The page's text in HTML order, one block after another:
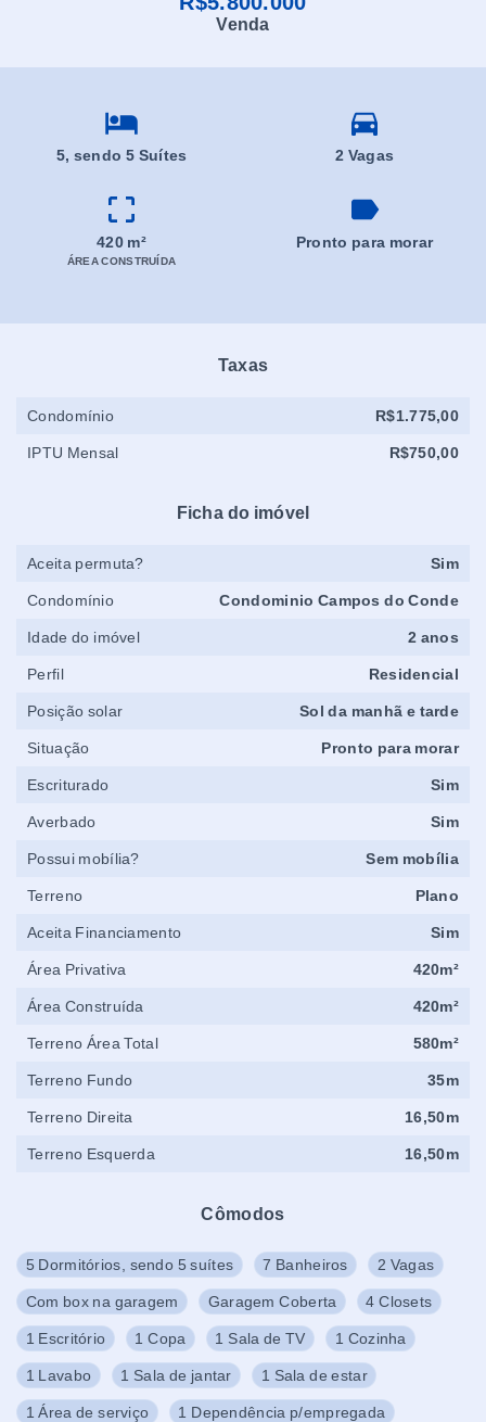
Venda
5, sendo 5 Suítes 2 Vagas
420 m²
ÁREA CONSTRUÍDA
Pronto para morar
Cômodos
5 Dormitórios, sendo 5 suítes 7 Banheiros 2 Vagas
Com box na garagem Garagem Coberta 4 Closets
1 Escritório 1 Copa 1 Sala de TV 1 Cozinha
1 Lavabo 1 Sala de jantar 1 Sala de estar
1 Área de serviço 1 Dependência p/empregada
Taxas
Condomínio R$1.775,00
IPTU Mensal R$750,00
Ficha do imóvel
Aceita permuta? Sim
Condomínio Condominio Campos do Conde
Idade do imóvel 2 anos
Perfil Residencial
Posição solar Sol da manhã e tarde
Situação Pronto para morar
Escriturado Sim
Averbado Sim
Possui mobília? Sem mobília
Terreno Plano
Aceita Financiamento Sim
Área Privativa 420m²
Área Construída 420m²
Terreno Área Total 580m²
Terreno Fundo 35m
Terreno Direita 16,50m
Terreno Esquerda 16,50m